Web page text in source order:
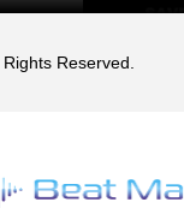
Reserved.